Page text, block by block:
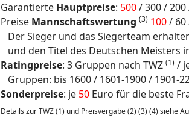
Garantierte Hauptpreise: 500/ 300 /
Preise Mannschaftswertung (3) 100/ 60
Der Sieger und das Siegerteam
und den Titel des Deutschen Meisters
Ratingpreise: 3 Gruppen nach TWZ(1) /
Gruppen: bis 1600 / 1601-1900 / 1901-
Sonderpreise: je 50 Euro für die beste
Details zur TWZ (1) und Preisvergabe (2) (3) (4) siehe